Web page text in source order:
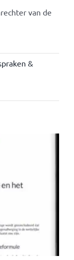
van de
&